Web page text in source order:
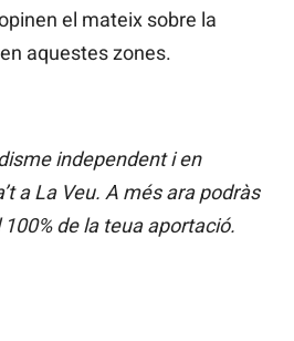
el mateix sobre la
aquestes zones.
independent i en
a La Veu. A més ara podràs
de la teua aportació.